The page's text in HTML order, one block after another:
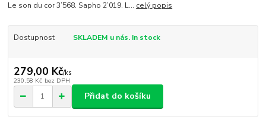
Le son du cor 3’568. Sapho 2’019. L... celý popis
Dostupnost SKLADEM u nás. In stock
279,00 Kč/ks
230,58 Kč bez DPH
Přidat do košíku